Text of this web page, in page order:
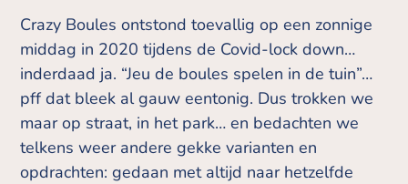
Crazy Boules ontstond toevallig op een zonnige
middag in 2020 tijdens de Covid-lock down…
inderdaad ja. “Jeu de boules spelen in de tuin”…
pff dat bleek al gauw eentonig. Dus trokken we
maar op straat, in het park… en bedachten we
telkens weer andere gekke varianten en
opdrachten: gedaan met altijd naar hetzelfde